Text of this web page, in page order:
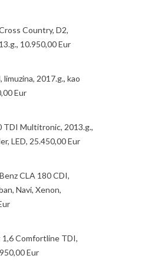
Country, D2,
10.950,00 Eur
limuzina, 2017.g., kao
Eur
TDI Multitronic, 2013.g.,
LED, 25.450,00 Eur
CLA 180 CDI,
Navi, Xenon,
1,6 Comfortline TDI,
Eur